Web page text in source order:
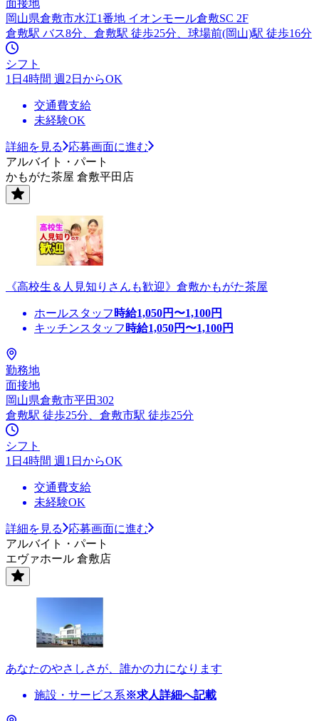
面接地
岡山県倉敷市水江1番地 イオンモール倉敷SC 2F
倉敷駅 バス8分、倉敷駅 徒歩25分、球場前(岡山)駅 徒歩16分
シフト
1日4時間 週2日からOK
交通費支給
未経験OK
詳細を見る
応募画面に進む
アルバイト・パート
かもがた茶屋 倉敷平田店
《高校生＆人見知りさんも歓迎》倉敷かもがた茶屋
ホールスタッフ 時給1,050円〜1,100円
キッチンスタッフ 時給1,050円〜1,100円
勤務地
面接地
岡山県倉敷市平田302
倉敷駅 徒歩25分、倉敷市駅 徒歩25分
シフト
1日4時間 週1日からOK
交通費支給
未経験OK
詳細を見る
応募画面に進む
アルバイト・パート
エヴァホール 倉敷店
あなたのやさしさが、誰かの力になります
施設・サービス系※求人詳細へ記載